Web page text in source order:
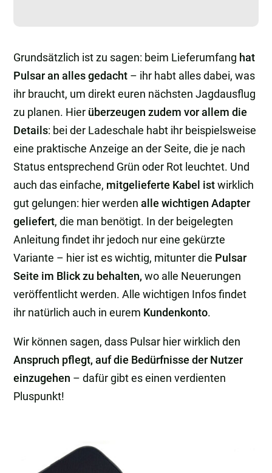
Grundsätzlich ist zu sagen: beim Lieferumfang hat
Pulsar an alles gedacht – ihr habt alles dabei, was
ihr braucht, um direkt euren nächsten Jagdausflug
zu planen. Hier überzeugen zudem vor allem die
Details: bei der Ladeschale habt ihr beispielsweise
eine praktische Anzeige an der Seite, die je nach
Status entsprechend Grün oder Rot leuchtet. Und
auch das einfache, mitgelieferte Kabel istwirklich
gut gelungen: hier werdenalle wichtigen Adapter
geliefert, die man benötigt. In der beigelegten
Anleitung findet ihr jedoch nur eine gekürzte
Variante – hier ist es wichtig, mitunter die Pulsar
Seite im Blick zu behalten, wo alle Neuerungen
veröffentlicht werden. Alle wichtigen Infos findet
ihr natürlich auch in eurem Kundenkonto.
Wir können sagen, dass Pulsar hier wirklich den
Anspruch pflegt, auf die Bedürfnisse der Nutzer
einzugehen – dafür gibt es einen verdienten
Pluspunkt!